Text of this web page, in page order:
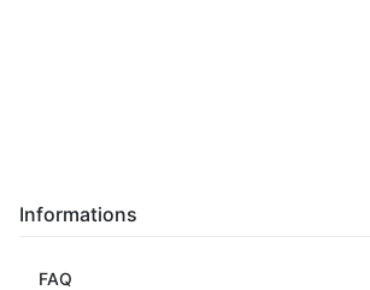
Informations
FAQ